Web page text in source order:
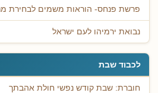
פרשת פנחס- הוראות משמים לבחירת
נבואת ירמיהו לעם ישראל
לכבוד שבת
חוברת: שבת קודש נפשי חולת אהבתך